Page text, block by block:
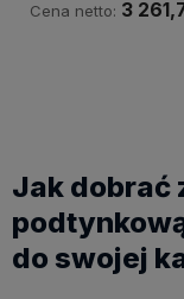
Cena netto: 3
Jak dobrać
do swojej